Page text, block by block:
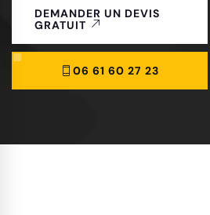
DEMANDER UN DEVIS
GRATUIT
06 61 60 27 23